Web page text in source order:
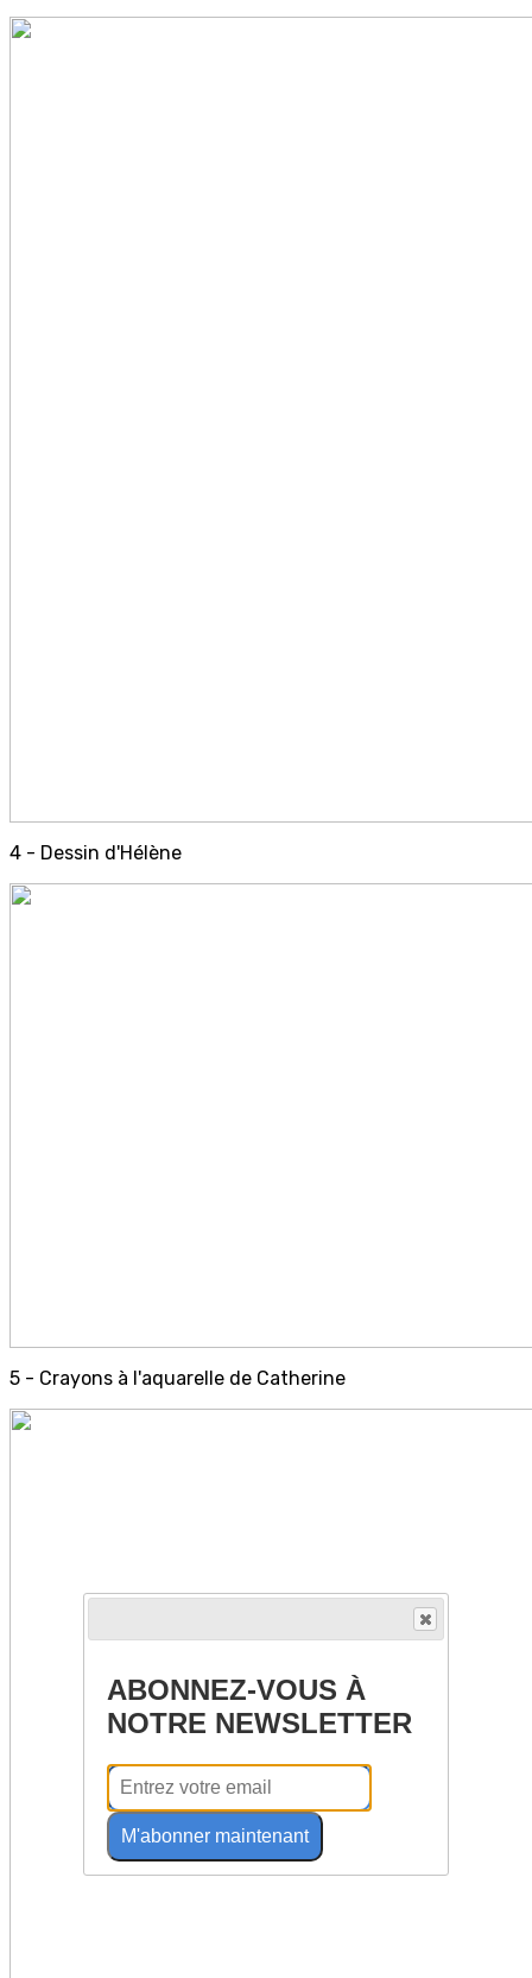
4 - Dessin d'Hélène
5 - Crayons à l'aquarelle de Catherine
ABONNEZ-VOUS À
NOTRE NEWSLETTER
M'abonner maintenant